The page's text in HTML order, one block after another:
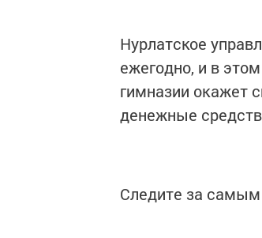
Нурлатское
ежегодно, и в
гимназии окажет
денежные
Следите за